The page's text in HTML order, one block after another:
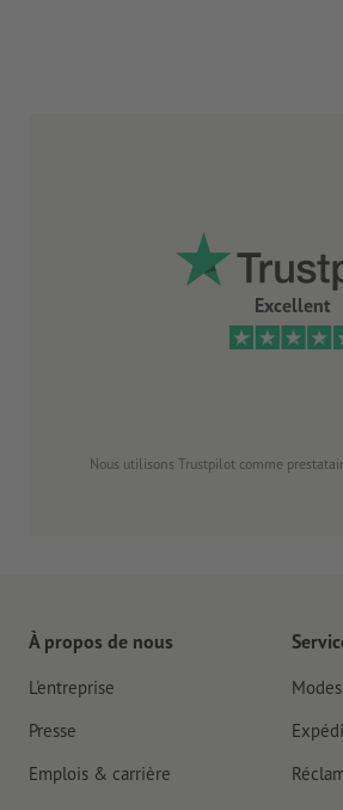
Excellent
Nous utilisons Trustpilot comme
À propos de nous
L'entreprise
Presse
Emplois & carrière